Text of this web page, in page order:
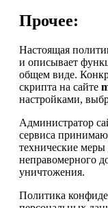
Прочее:
Настоящая
и описывает
общем виде.
скрипта на сайте
настройками,
Администратор
сервиса
технические
неправомерного
уничтожения.
Политика